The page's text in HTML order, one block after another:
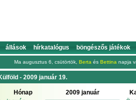
állások hírkatalógus böngészős játékok
Ma augusztus 6, csütörtök, Berta és Bettina napja
- 2009 január 19.
Hónap
2009 január